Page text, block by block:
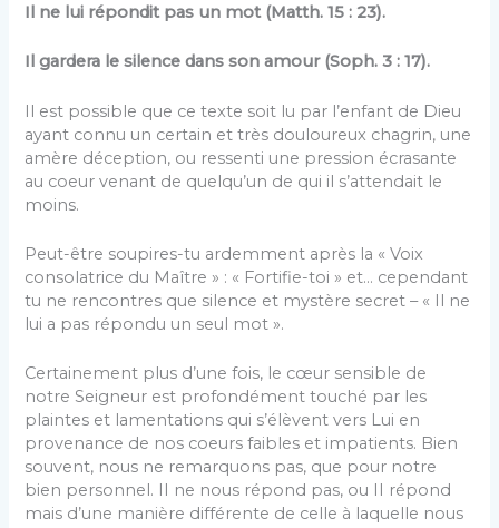
Il ne lui répondit pas un mot (Matth. 15 : 23).
Il gardera le silence dans son amour (Soph. 3 : 17).
Il est possible que ce texte soit lu par l’enfant de Dieu
ayant connu un certain et très douloureux chagrin, une
amère déception, ou ressenti une pression écrasante
au coeur venant de quelqu’un de qui il s’attendait le
moins.
Peut-être soupires-tu ardemment après la « Voix
consolatrice du Maître » : « Fortifie-toi » et… cependant
tu ne rencontres que silence et mystère secret – « Il ne
lui a pas répondu un seul mot ».
Certainement plus d’une fois, le cœur sensible de
notre Seigneur est profondément touché par les
plaintes et lamentations qui s’élèvent vers Lui en
provenance de nos coeurs faibles et impatients. Bien
souvent, nous ne remarquons pas, que pour notre
bien personnel. II ne nous répond pas, ou II répond
mais d’une manière différente de celle à laquelle nous